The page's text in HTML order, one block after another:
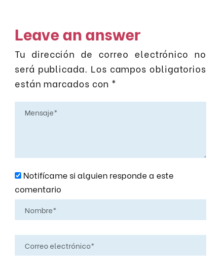
Leave an answer
Tu dirección de correo electrónico no
será publicada. Los campos obligatorios
están marcados con *
Notifícame si alguien responde a este
comentario